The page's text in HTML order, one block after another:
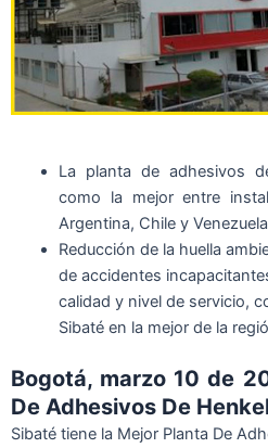
La planta de adhesivos
como la mejor entre
Argentina, Chile y
Reducción de la huella
de accidentes
calidad y nivel de servicio,
Sibaté en la mejor de la
Bogotá, marzo 10 de
De Adhesivos De
Sibaté tiene la Mejor Planta De